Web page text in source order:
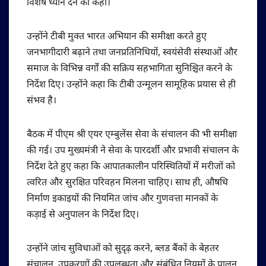
विशेष ध्यान देने को कहा।
उन्होंने टीबी मुक्त भारत अभियान की समीक्षा करते हुए
जनभागीदारी बढ़ाने तथा जनप्रतिनिधियों, स्वयंसेवी संस्थाओं और
समाज के विभिन्न वर्गों की सक्रिय सहभागिता सुनिश्चित करने के
निर्देश दिए। उन्होंने कहा कि टीबी उन्मूलन सामूहिक प्रयास से ही
संभव है।
बैठक में पीएम श्री एयर एम्बुलेंस सेवा के संचालन की भी समीक्षा
की गई। उप मुख्यमंत्री ने सेवा के पारदर्शी और प्रभावी संचालन के
निर्देश देते हुए कहा कि आपातकालीन परिस्थितियों में मरीजों को
त्वरित और सुरक्षित परिवहन मिलना चाहिए। साथ ही, औषधि
निर्माण इकाइयों की नियमित जांच और गुणवत्ता मानकों के
कड़ाई से अनुपालन के निर्देश दिए।
उन्होंने जांच सुविधाओं को सुदृढ़ करने, ब्लड बैंकों के बेहतर